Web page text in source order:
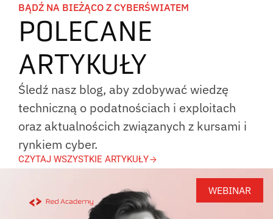
BĄDŹ NA BIEŻĄCO Z CYBERŚWIATEM
POLECANE
ARTYKUŁY
Śledź nasz blog, aby zdobywać wiedzę
techniczną o podatnościach i exploitach
oraz aktualnościch związanych z kursami i
rynkiem cyber.
CZYTAJ WSZYSTKIE ARTYKUŁY
WEBINAR